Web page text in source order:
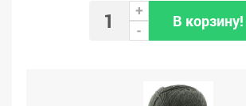
+
-
В корзину!